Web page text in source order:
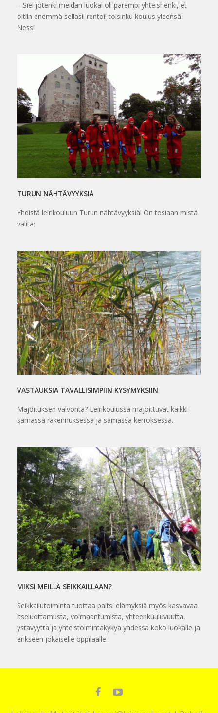
– Siel jotenki meidän luokal oli parempi yhteishenki, et
oltiin enemmä sellasii rentoi! toisinku koulus yleensä.
Nessi
TURUN NÄHTÄVYYKSIÄ
Yhdistä leirikouluun Turun nähtävyyksiä! On tosiaan mistä
valita:
VASTAUKSIA TAVALLISIMPIIN KYSYMYKSIIN
Majoituksen valvonta? Leirikoulussa majoittuvat kaikki
samassa rakennuksessa ja samassa kerroksessa.
MIKSI MEILLÄ SEIKKAILLAAN?
Seikkailutoiminta tuottaa paitsi elämyksiä myös kasvavaa
itseluottamusta, voimaantumista, yhteenkuuluvuutta,
ystävyyttä ja yhteistoimintakykyä yhdessä koko luokalle ja
erikseen jokaiselle oppilaalle.
FacebookYouTube